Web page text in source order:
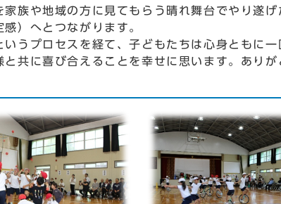
家族や地域の方に見てもらう晴れ舞台でやり遂
）へとつながります。
うプロセスを経て、子どもたちは心身ともに
共に喜び合えることを幸せに思います。あり